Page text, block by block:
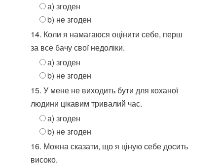
а) згоден
b) не згоден
14. Коли я намагаюся оцінити себе, перш
за все бачу свої недоліки.
а) згоден
b) не згоден
15. У мене не виходить бути для коханої
людини цікавим тривалий час.
а) згоден
b) не згоден
16. Можна сказати, що я ціную себе досить
високо.